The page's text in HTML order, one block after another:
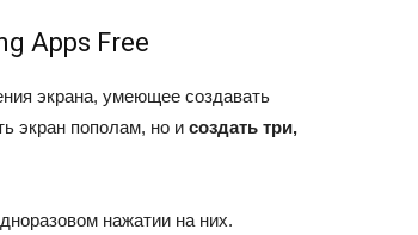
Apps Free
экрана, умеющее создавать
экран пополам, но и создать три,
нажатии на них.